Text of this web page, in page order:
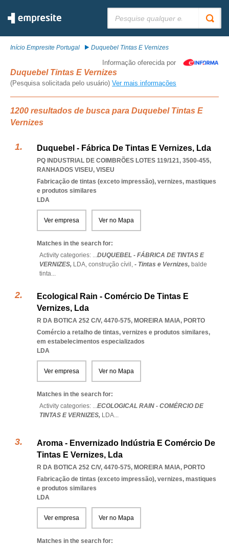
Início Empresite Portugal Duquebel Tintas E Vernizes
Informação oferecida por
Duquebel Tintas E Vernizes
(Pesquisa solicitada pelo usuário) Ver mais informações
1200 resultados de busca para Duquebel Tintas E
Vernizes
Duquebel - Fábrica De Tintas E Vernizes, Lda
PQ INDUSTRIAL DE COIMBRÕES LOTES 119/121, 3500-455,
RANHADOS VISEU, VISEU
Fabricação de tintas (exceto impressão), vernizes, mastiques
e produtos similares
LDA
Ver empresa Ver no Mapa
Matches in the search for:
Activity categories: ...DUQUEBEL - FÁBRICA DE TINTAS E
VERNIZES, LDA, construção cívil, - Tintas e Vernizes, balde
tinta...
Ecological Rain - Comércio De Tintas E
Vernizes, Lda
R DA BOTICA 252 C/V, 4470-575, MOREIRA MAIA, PORTO
Comércio a retalho de tintas, vernizes e produtos similares,
em estabelecimentos especializados
LDA
Ver empresa Ver no Mapa
Matches in the search for:
Activity categories: ...ECOLOGICAL RAIN - COMÉRCIO DE
TINTAS E VERNIZES, LDA...
Aroma - Envernizado Indústria E Comércio De
Tintas E Vernizes, Lda
R DA BOTICA 252 C/V, 4470-575, MOREIRA MAIA, PORTO
Fabricação de tintas (exceto impressão), vernizes, mastiques
e produtos similares
LDA
Ver empresa Ver no Mapa
Matches in the search for: